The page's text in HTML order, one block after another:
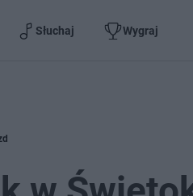
Słuchaj Wygraj